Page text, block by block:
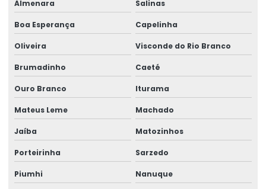
Radio controle para ponte rolante
Reforma de caminho de rolamento
Reforma De Equipamentos De Movimentação De Cargas
Reforma De Talhas Elétricas
Reforma de ponte rolante
Reforma de ponte rolante em am
Almenara Salinas
Boa Esperança Capelinha
Oliveira Visconde do Rio Branco
Brumadinho Caeté
Ouro Branco Iturama
Mateus Leme Machado
Jaíba Matozinhos
Porteirinha Sarzedo
Piumhi Nanuque